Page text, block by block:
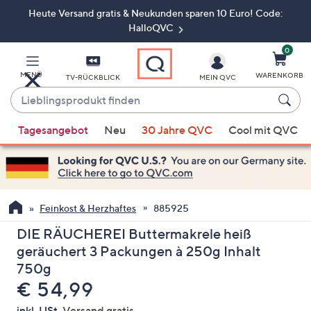
ZumHeute Versand gratis & Neukunden sparen 10 Euro! Code:
HalloQVC
MENÜ TV-RÜCKBLICK
Lieblingsprodukt
finden
Vorschläge
verfügbar
sind,
verwenden
Sie
die
Pfeiltasten
nach
oben
und
nach
MEIN QVC
0
WARENKORB
Tagesangebot Neu 30 Jahre QVC Cool mit QVC
Feinkost & Herzhaftes 885925
DIE RÄUCHEREI Buttermakrele heiß
geräuchert 3 Packungen à 250g Inhalt
750g
Gelöscht
€ 54,99